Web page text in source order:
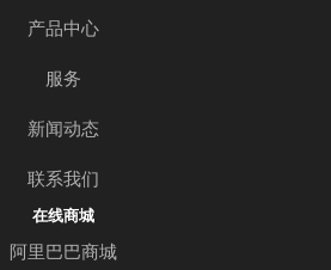
产品中心
服务
新闻动态
联系我们
在线商城
阿里巴巴商城